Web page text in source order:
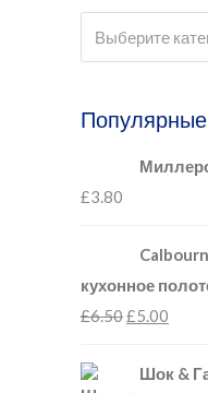
Select a
Выберите
£3.80
кухонное
£6.50£5.00
Шок &